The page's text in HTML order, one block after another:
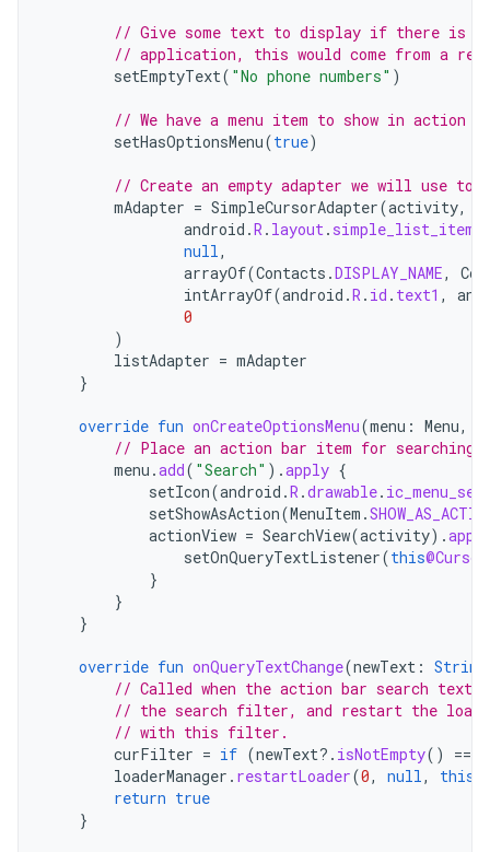
// Give some text to display if there is
// application, this would come from a
setEmptyText( "No phone numbers" )
// We have a menu item to show in action
setHasOptionsMenu(true)
// Create an empty adapter we will use to
mAdapter = SimpleCursorAdapter(activity,
android .R . layout.
null,
arrayOf(Contacts .DISPLAY_NAME,
intArrayOf(android .R . id . text1 ,
0
)
listAdapter = mAdapter
}
override fun onCreateOptionsMenu(menu : Menu,
// Place an action bar item for searching.
menu .add( "Search" ).apply {
setIcon(android .R .drawable.
setShowAsAction(MenuItem .
actionView = SearchView(activity).
setOnQueryTextListener(this
}
}
}
override fun onQueryTextChange(newText :
// Called when the action bar search text
// the search filter, and restart the
// with this filter.
curFilter = if (newText?. isNotEmpty() ==
loaderManager . restartLoader(0, null, this
return true
}